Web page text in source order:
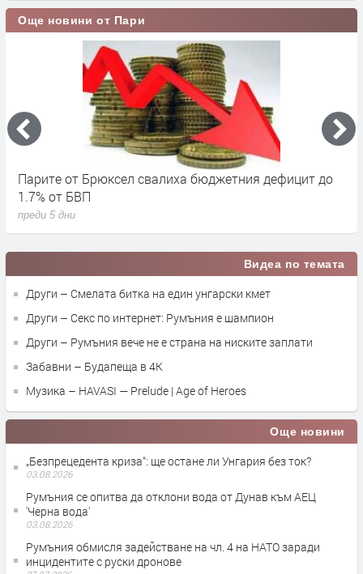
Още новини от Пари
Парите от Брюксел свалиха бюджетния дефицит до
1.7% от БВП
преди 5 дни
Видеа по темата
Други – Смелата битка на един унгарски кмет
Други – Секс по интернет: Румъния е шампион
Други – Румъния вече не е страна на ниските заплати
Забавни – Будапеща в 4K
Музика – HAVASI — Prelude | Age of Heroes
Още новини
„Безпрецедента криза“: ще остане ли Унгария без ток?
03.08.2026
Румъния се опитва да отклони вода от Дунав към АЕЦ
'Черна вода'
03.08.2026
Румъния обмисля задействане на чл. 4 на НАТО заради
инцидентите с руски дронове